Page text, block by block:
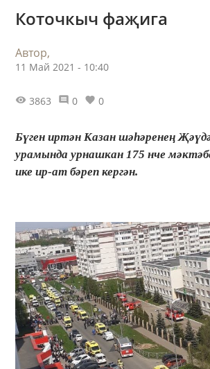
Коточкыч фаҗига
Автор,
11 Май 2021 - 10:40
3863 0 0
Бүген иртән Казан шәһәренең
урамында урнашкан 175 нче
ике ир-ат бәреп кергән.